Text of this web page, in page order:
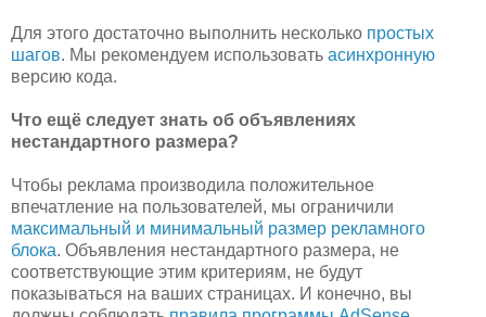
Для этого достаточно выполнить несколько простых
шагов. Мы рекомендуем использовать асинхронную
версию кода.
Что ещё следует знать об объявлениях
нестандартного размера?
Чтобы реклама производила положительное
впечатление на пользователей, мы ограничили
максимальный и минимальный размер рекламного
блока. Объявления нестандартного размера, не
соответствующие этим критериям, не будут
показываться на ваших страницах. И конечно, вы